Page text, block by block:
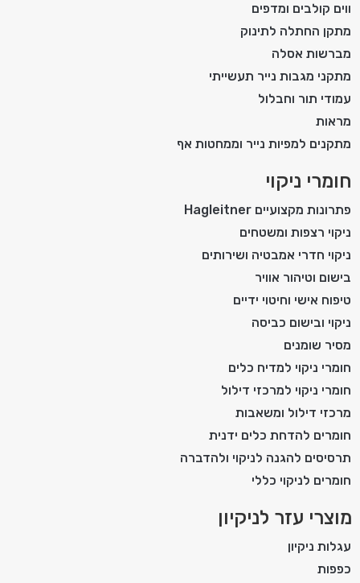
ווים קולבים ומדפים
מתקן החתלה לתינוק
מברשות אסלה
מתקני מגבות נייר תעשייתי
עמודי תור וחבלול
מראות
מתקנים למפיות נייר וממחטות אף
חומרי ניקוי
פתרונות מקצועיים Hagleitner
ניקוי רצפות ומשטחים
ניקוי חדרי אמבטיה ושירותים
בישום וטיהור אוויר
טיפוח אישי וחיטוי ידיים
ניקוי ובישום כביסה
מסיר שומנים
חומרי ניקוי למדיח כלים
חומרי ניקוי למרכזי דילול
מרכזי דילול ומשאבות
חומרים להדחת כלים ידנית
תרסיסים להגנה לניקוי ולהדברה
חומרים לניקוי כללי
מוצרי עזר לניקיון
עגלות ניקיון
כפפות